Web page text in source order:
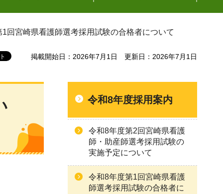
回宮崎県看護師選考採用試験の合格者について
掲載開始日：2026年7月1日 更新日：2026年7月1日
令和8年度採用案内
令和8年度第2回宮崎県看護
師・助産師選考採用試験の
実施予定について
令和8年度第1回宮崎県看護
師選考採用試験の合格者に